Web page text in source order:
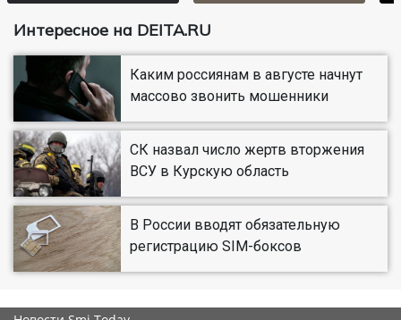
Интересное на DEITA.RU
Каким россиянам в августе начнут
массово звонить мошенники
СК назвал число жертв вторжения
ВСУ в Курскую область
В России вводят обязательную
регистрацию SIM-боксов